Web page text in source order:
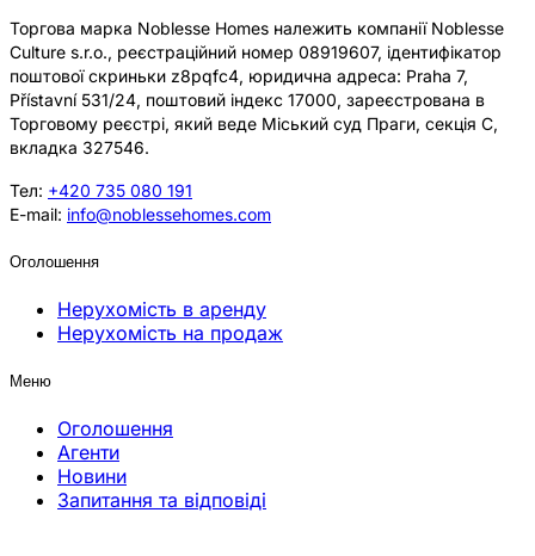
Торгова марка Noblesse Homes належить компанії Noblesse
Culture s.r.o., реєстраційний номер 08919607, ідентифікатор
поштової скриньки z8pqfc4, юридична адреса: Praha 7,
Přístavní 531/24, поштовий індекс 17000, зареєстрована в
Торговому реєстрі, який веде Міський суд Праги, секція C,
вкладка 327546.
Тел: +420 735 080 191
E-mail: info@noblessehomes.com
Оголошення
Нерухомість в аренду
Нерухомість на продаж
Меню
Оголошення
Агенти
Новини
Запитання та відповіді